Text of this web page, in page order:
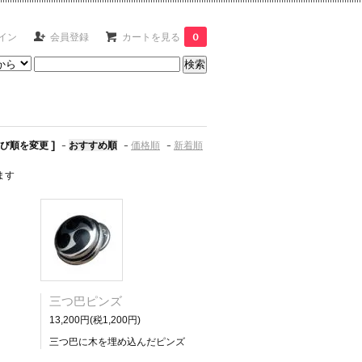
ン 会員登録 カートを見る 0
順を変更 ] - おすすめ順 - 価格順 - 新着順
す
三つ巴ピンズ
13,200円(税1,200円)
三つ巴に木を埋め込んだピンズ